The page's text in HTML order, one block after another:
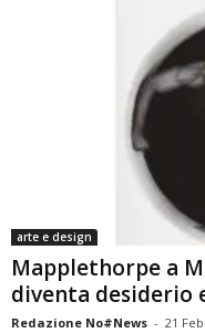
arte e design
Mapplethorpe a
diventa desiderio
Redazione No#News - 21